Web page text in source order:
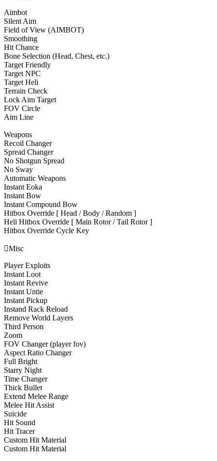
Aimbot
Silent Aim
Field of View (AIMBOT)
Smoothing
Hit Chance
Bone Selection (Head, Chest, etc.)
Target Friendly
Target NPC
Target Heli
Terrain Check
Lock Aim Target
FOV Circle
Aim Line
Weapons
Recoil Changer
Spread Changer
No Shotgun Spread
No Sway
Automatic Weapons
Instant Eoka
Instant Bow
Instant Compound Bow
Hitbox Override [ Head / Body / Random ]
Heli Hitbox Override [ Main Rotor / Tail Rotor ]
Hitbox Override Cycle Key
Misc
Player Exploits
Instant Loot
Instant Revive
Instant Untie
Instant Pickup
Instand Rack Reload
Remove World Layers
Third Person
Zoom
FOV Changer (player fov)
Aspect Ratio Changer
Full Bright
Starry Night
Time Changer
Thick Bullet
Extend Melee Range
Melee Hit Assist
Suicide
Hit Sound
Hit Tracer
Custom Hit Material
Custom Hit Material